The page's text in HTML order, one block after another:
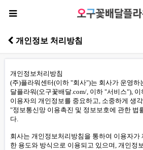
개인정보 처리방침
개인정보처리방침
(주)플라워센터(이하 "회사")는 회사가 운영하
달플라워(오구꽃배달.com/, 이하 "서비스"),
이용자의 개인정보를 중요하고, 소중하게 생
"정보통신망 이용촉진 및 정보보호에 관한 법
다.
회사는 개인정보처리방침을 통하여 이용자가
한 용도와 방식으로 이용되고 있으며, 개인정